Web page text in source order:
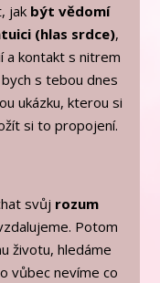
jak být vědomí
(hlas srdce),
a kontakt s nitrem
s tebou dnes
ukázku, kterou si
si to propojení.
svůj rozum
Potom
životu, hledáme
vůbec nevíme co